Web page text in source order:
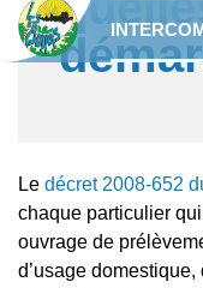
Le
Aire
Eglise
Accueil
Menu
aidez
Vie
Le décret 2008-652
chaque particulier
ouvrage de
d’usage